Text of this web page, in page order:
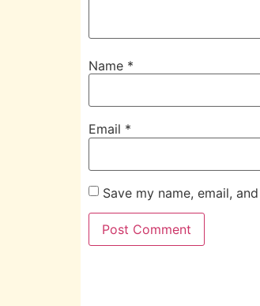
Name *
Email *
Save my name, email,